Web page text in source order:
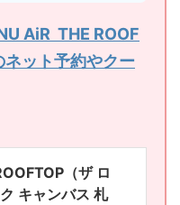
AiR THE ROOF
ット予約やクー
（ザ ロ
キャンバス 札